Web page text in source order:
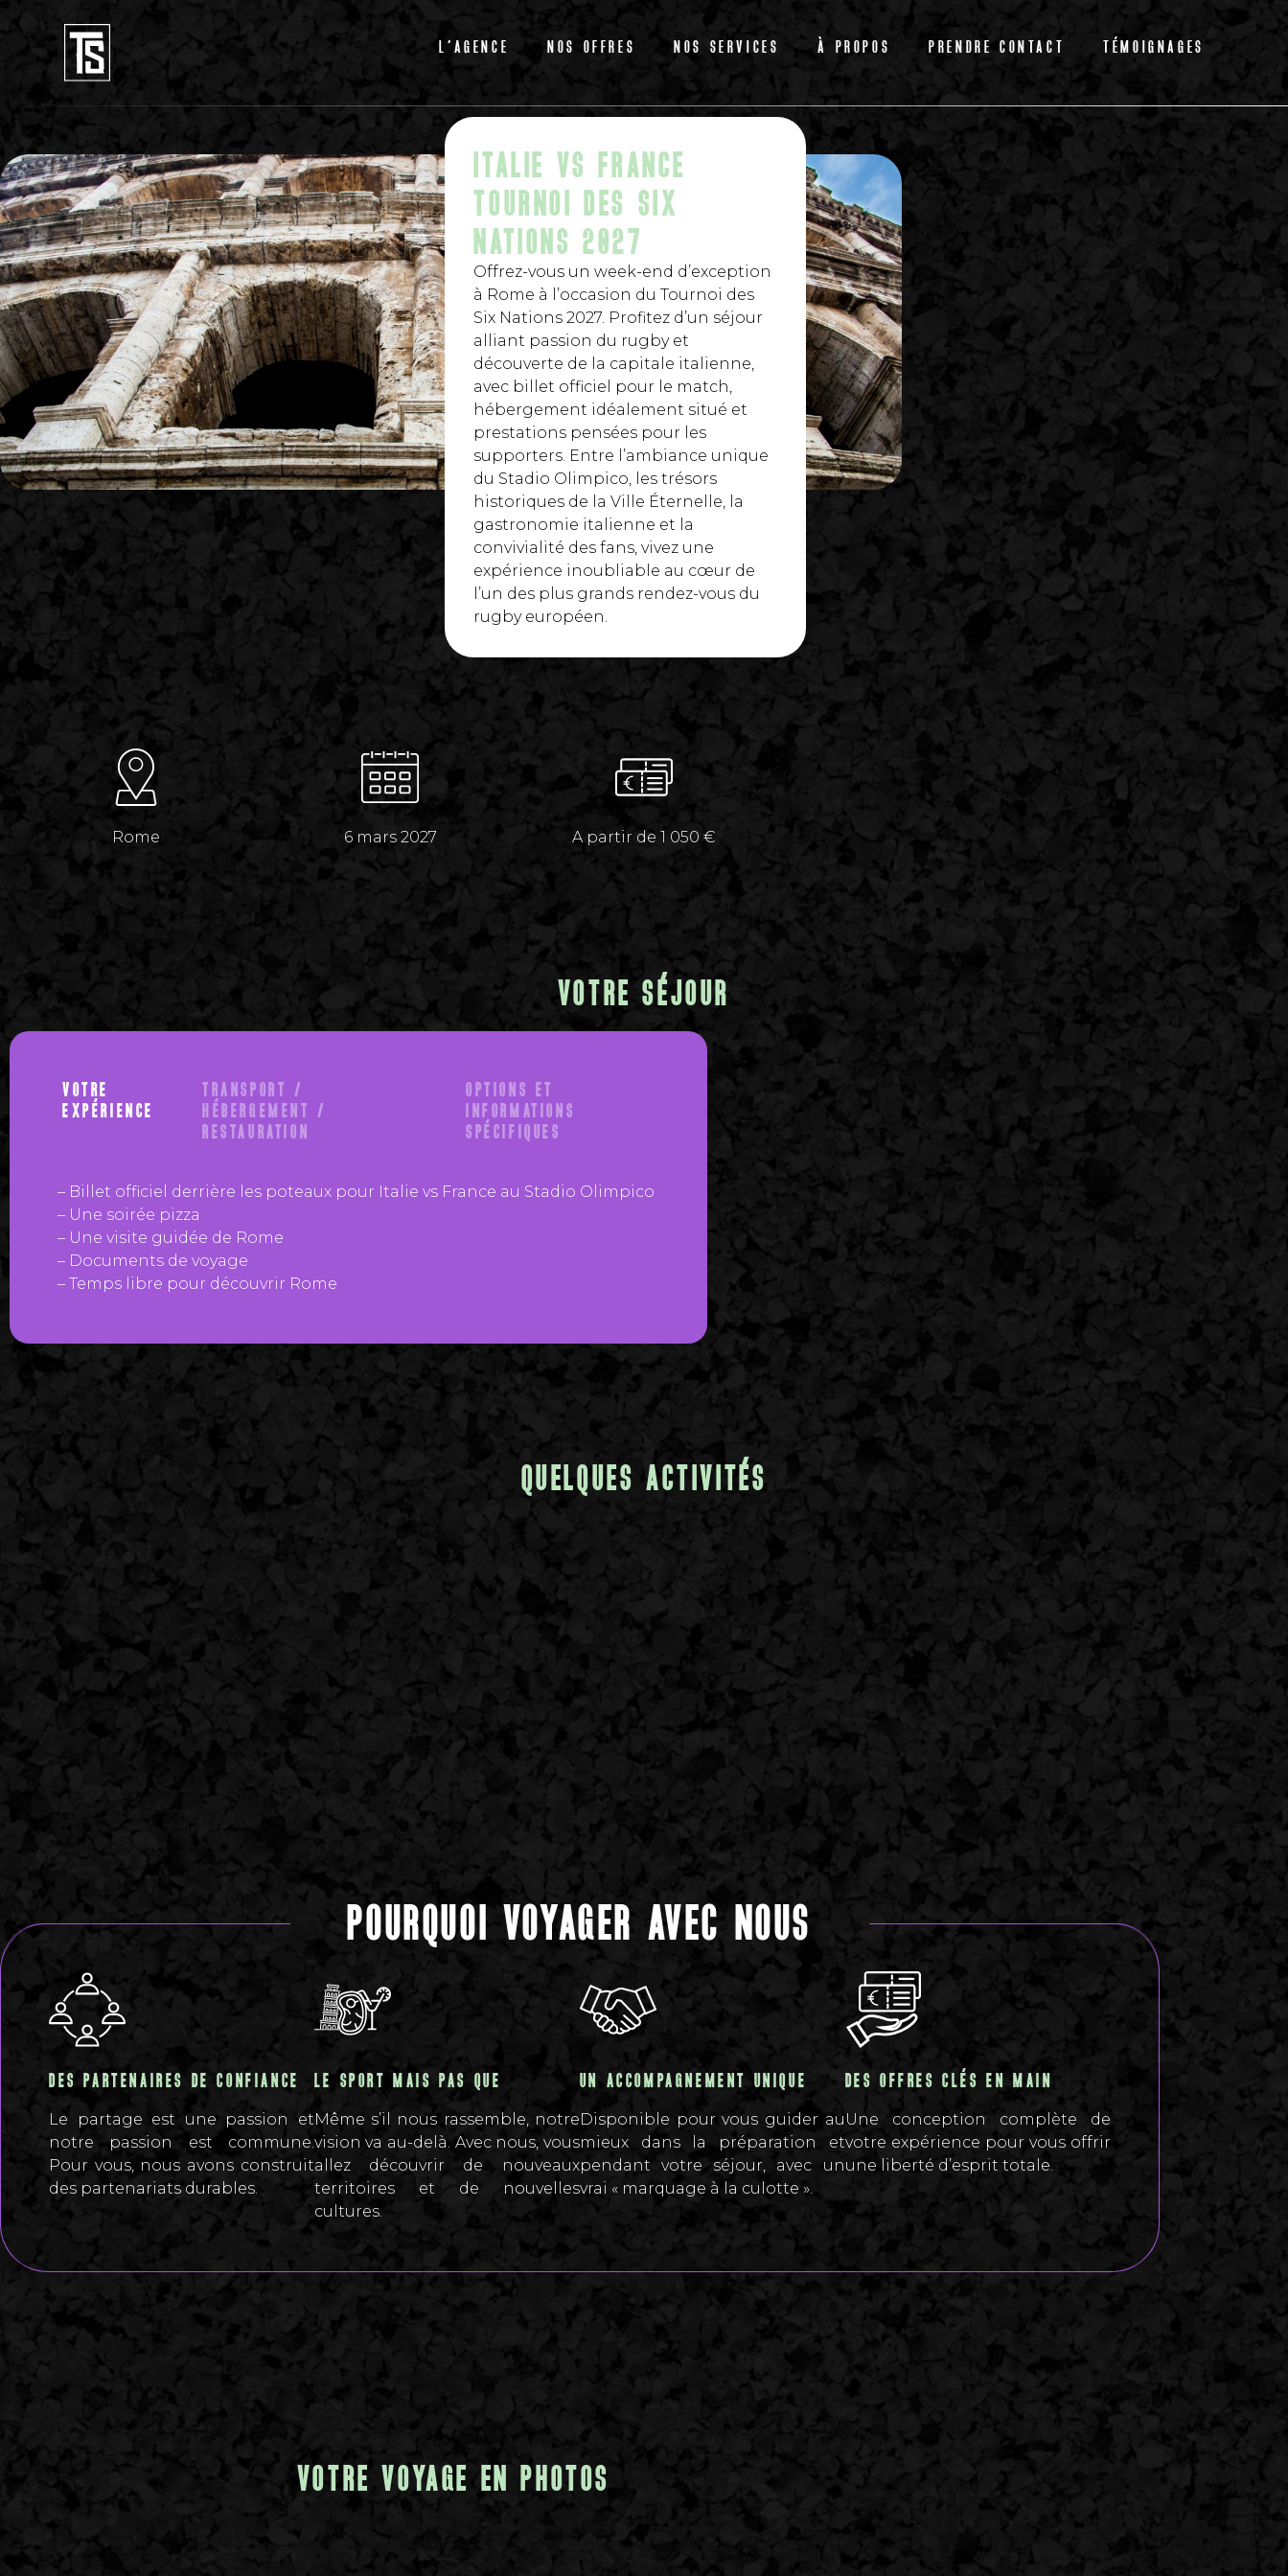
L’AGENCE NOS OFFRES NOS SERVICES À PROPOS PRENDRE CONTACT TÉMOIGNAGES
ITALIE VS FRANCE
TOURNOI DES SIX
NATIONS 2027
Offrez-vous un week-end d’exception
à Rome à l’occasion du Tournoi des
Six Nations 2027. Profitez d’un séjour
alliant passion du rugby et
découverte de la capitale italienne,
avec billet officiel pour le match,
hébergement idéalement situé et
prestations pensées pour les
supporters. Entre l’ambiance unique
du Stadio Olimpico, les trésors
historiques de la Ville Éternelle, la
gastronomie italienne et la
convivialité des fans, vivez une
expérience inoubliable au cœur de
l’un des plus grands rendez-vous du
rugby européen.
Rome 6 mars 2027 A partir de 1 050 €
VOTRE SÉJOUR
VOTRE
EXPÉRIENCE
TRANSPORT /
HÉBERGEMENT /
RESTAURATION
OPTIONS ET
INFORMATIONS
SPÉCIFIQUES
– Billet officiel derrière les poteaux pour Italie vs France au Stadio Olimpico
– Une soirée pizza
– Une visite guidée de Rome
– Documents de voyage
– Temps libre pour découvrir Rome
QUELQUES ACTIVITÉS
POURQUOI VOYAGER AVEC NOUS
DES PARTENAIRES DE CONFIANCE
Le partage est une passion et
notre passion est commune.
Pour vous, nous avons construit
des partenariats durables.
LE SPORT MAIS PAS QUE
Même s’il nous rassemble, notre
vision va au-delà. Avec nous, vous
allez découvrir de nouveaux
territoires et de nouvelles
cultures.
UN ACCOMPAGNEMENT UNIQUE
Disponible pour vous guider au
mieux dans la préparation et
pendant votre séjour, avec un
vrai « marquage à la culotte ».
DES OFFRES CLÉS EN MAIN
Une conception complète de
votre expérience pour vous offrir
une liberté d’esprit totale.
VOTRE VOYAGE EN PHOTOS